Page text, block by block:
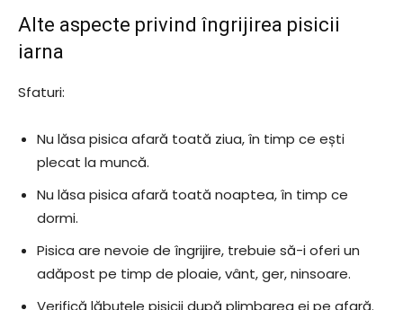
Alte aspecte privind îngrijirea pisicii
iarna
Sfaturi:
Nu lăsa pisica afară toată ziua, în timp ce ești
plecat la muncă.
Nu lăsa pisica afară toată noaptea, în timp ce
dormi.
Pisica are nevoie de îngrijire, trebuie să-i oferi un
adăpost pe timp de ploaie, vânt, ger, ninsoare.
Verifică lăbuțele pisicii după plimbarea ei pe afară.